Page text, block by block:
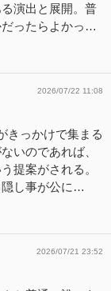
演出と展開。普
ったらよかっ…
2026/07/22 11:08
きっかけで集まる
いのであれば、
提案がされる。
隠し事が公に…
2026/07/21 23:52